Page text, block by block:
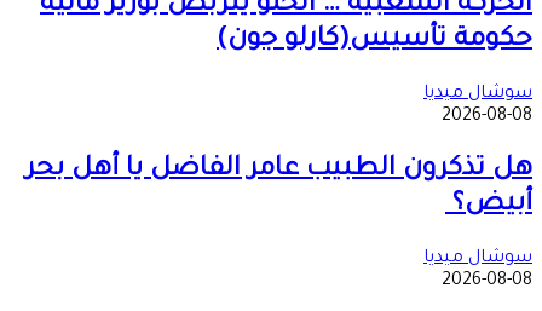
الحركة الشعبية … الحلو يتربص بوزير مالية
حكومة تأسيس(كارلو جون)
سوشال ميديا
2026-08-08
هل تذكرون الطبيب عامر الفاضل يا أهل بحر
أبيض؟
سوشال ميديا
2026-08-08